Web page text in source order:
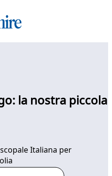
la nostra piccola
Italiana per